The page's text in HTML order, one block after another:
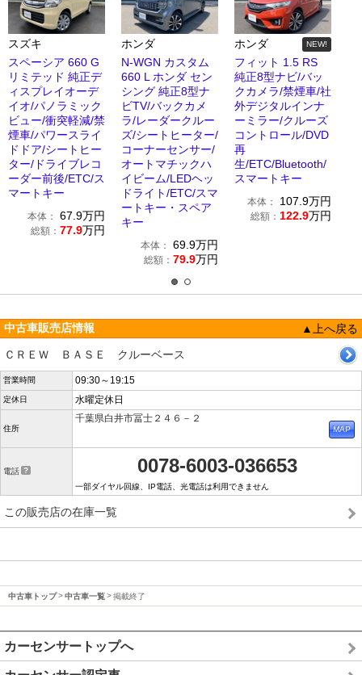
スズキ
スペーシア 660 G
リミテッド 純正デ
ィスプレイオーデ
イオ/パノラミック
ビュー/衝突軽減/禁
煙車/パワースライ
ドドア/シートヒー
ター/ドライブレコ
ーダー前後/ETC/ス
マートキー
本体： 67.9万円
総額： 77.9万円
ホンダ
N-WGN カスタム
660 L ホンダ セン
シング 純正8型ナ
ビTV/バックカメ
ラ/レーダークルー
ズ/シートヒーター/
コーナーセンサー/
オートマチックハ
イビーム/LEDヘッ
ドライト/ETC/スマ
ートキー・スペア
キー
本体： 69.9万円
総額： 79.9万円
ホンダ NEW!
フィット 1.5 RS
純正8型ナビ/バッ
クカメラ/禁煙車/社
外デジタルインナ
ーミラー/クルーズ
コントロール/DVD
再
生/ETC/Bluetooth/
スマートキー
本体： 107.9万円
総額： 122.9万円
中古車販売店情報
▲上へ戻る
ＣＲＥＷ ＢＡＳＥ クルーベース
営業時間 09:30～19:15
定休日 水曜定休日
住所
千葉県白井市冨士２４６－２
電話 0078-6003-036653
一部ダイヤル回線、IP電話、光電話は利用できません
この販売店の在庫一覧
中古車トップ 中古車一覧 掲載終了
カーセンサートップへ